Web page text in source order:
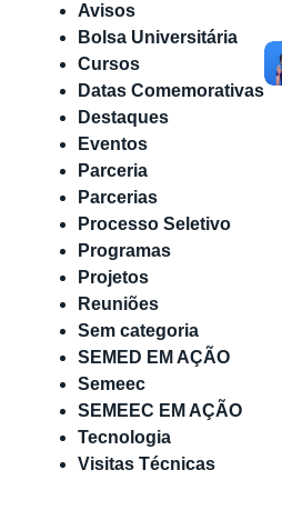
Avisos
Bolsa Universitária
Cursos
Datas Comemorativas
Destaques
Eventos
Parceria
Parcerias
Processo Seletivo
Programas
Projetos
Reuniões
Sem categoria
SEMED EM AÇÃO
Semeec
SEMEEC EM AÇÃO
Tecnologia
Visitas Técnicas